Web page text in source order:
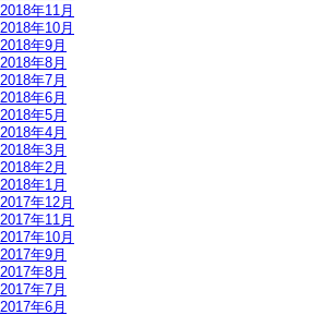
2018年11月
2018年10月
2018年9月
2018年8月
2018年7月
2018年6月
2018年5月
2018年4月
2018年3月
2018年2月
2018年1月
2017年12月
2017年11月
2017年10月
2017年9月
2017年8月
2017年7月
2017年6月